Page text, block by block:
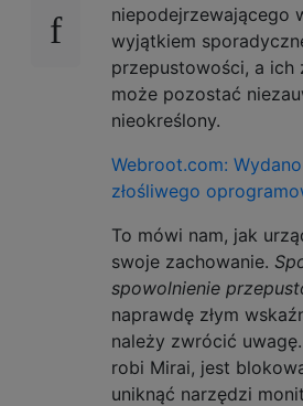
niepodejrzewającego
wyjątkiem
przepustowości, a ich
może pozostać
nieokreślony.
Webroot.com:
złośliwego
To mówi nam, jak
swoje zachowanie.
spowolnienie
naprawdę złym
należy zwrócić
robi Mirai, jest
uniknąć narzędzi